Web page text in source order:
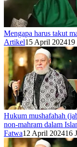
Mengapa harus takut
Artikel15 April 202419
Hukum mushafahah
non-mahram dalam
Fatwa12 April 202416